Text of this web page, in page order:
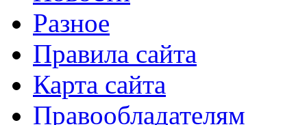
Разное
Правила сайта
Карта сайта
Правообладателям